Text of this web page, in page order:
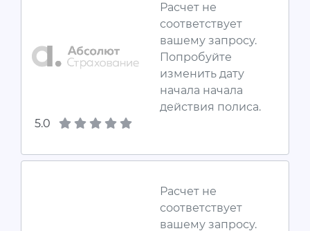
Расчет не
соответствует
вашему запросу.
Попробуйте
изменить дату
начала начала
действия полиса.
5.0
Расчет не
соответствует
вашему запросу.